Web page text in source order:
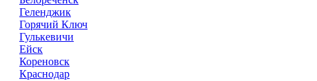
Геленджик
Горячий Ключ
Гулькевичи
Ейск
Кореновск
Краснодар